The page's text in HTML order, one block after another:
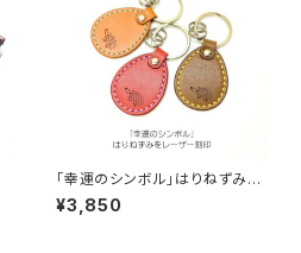
「幸運のシンボル」はりねずみキ
ーホルダー ＊手縫い＊
¥3,850